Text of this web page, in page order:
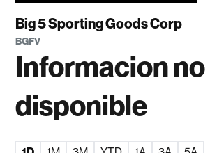
Big 5 Sporting Goods Corp
BGFV
Informacion no
disponible